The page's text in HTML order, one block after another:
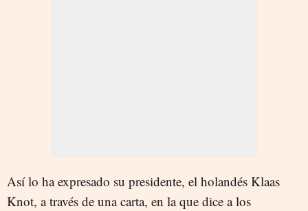
Así lo ha expresado su presidente, el holandés Klaas
Knot, a través de una carta, en la que dice a los